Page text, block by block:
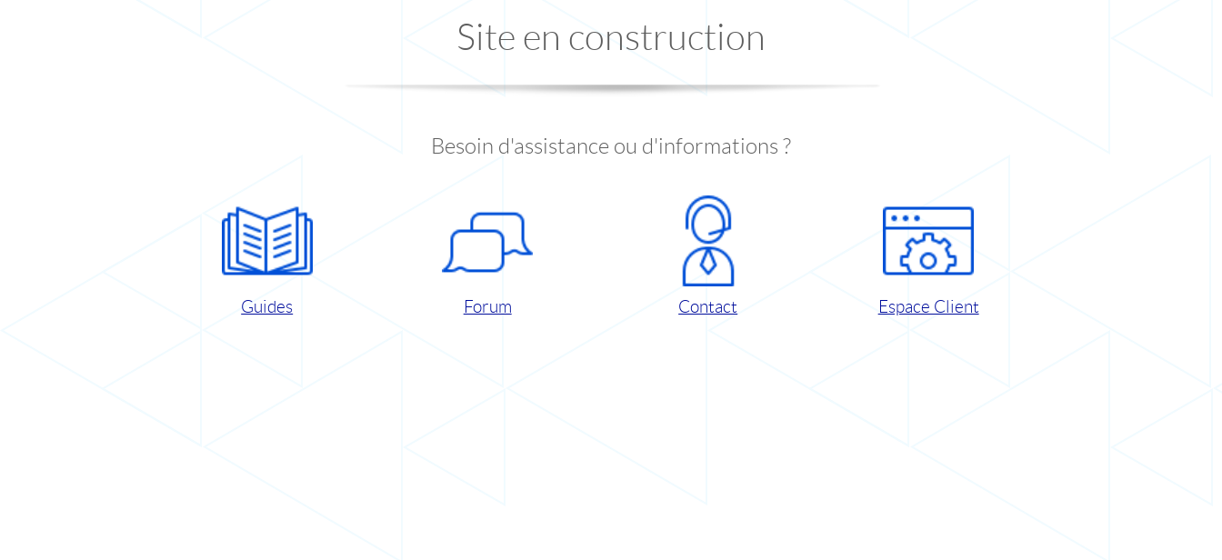
Site en construction
Besoin d'assistance ou d'informations ?
Guides Forum Contact Espace Client